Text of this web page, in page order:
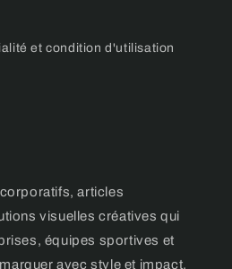
et condition d'utilisation
articles
visuelles créatives qui
équipes sportives et
avec style et impact,